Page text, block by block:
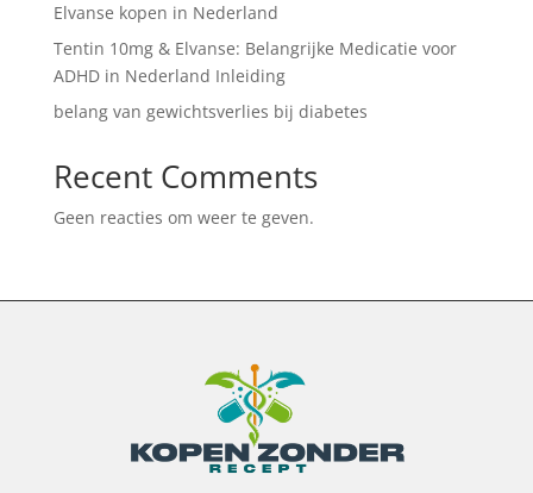
Elvanse kopen in Nederland
Tentin 10mg & Elvanse: Belangrijke Medicatie voor
ADHD in Nederland Inleiding
belang van gewichtsverlies bij diabetes
Recent Comments
Geen reacties om weer te geven.